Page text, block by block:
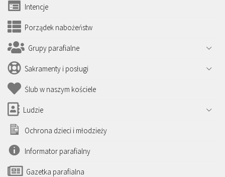
Intencje
Porządek nabożeństw
Grupy parafialne
Sakramenty i posługi
Ślub w naszym kościele
Ludzie
Ochrona dzieci i młodzieży
Informator parafialny
Gazetka parafialna